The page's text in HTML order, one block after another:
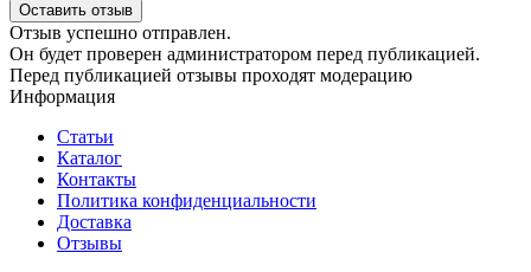
Оставить отзыв
Отзыв успешно отправлен.
Он будет проверен администратором перед публикацией.
Перед публикацией отзывы проходят модерацию
Информация
Статьи
Каталог
Контакты
Политика конфиденциальности
Доставка
Отзывы